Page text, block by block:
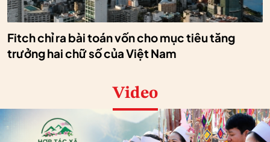
Fitch chỉ ra bài toán vốn cho mục tiêu tăng
trưởng hai chữ số của Việt Nam
Video